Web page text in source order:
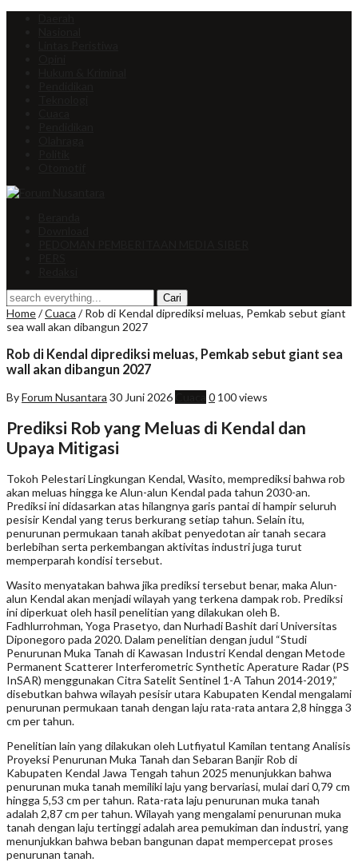
Home/Cuaca /Rob di Kendal diprediksi meluas, Pemkab sebut giant
sea wall akan dibangun 2027
Rob di Kendal diprediksi meluas, Pemkab sebut giant sea
wall akan dibangun 2027
ByForum Nusantara 30 Juni 2026 0 100 views
Prediksi Rob yang Meluas di Kendal dan
Upaya Mitigasi
Tokoh Pelestari Lingkungan Kendal, Wasito, memprediksi bahwa rob
akan meluas hingga ke Alun-alun Kendal pada tahun 2030-an.
Prediksi ini didasarkan atas hilangnya garis pantai di hampir seluruh
pesisir Kendal yang terus berkurang setiap tahun. Selain itu,
penurunan permukaan tanah akibat penyedotan air tanah secara
berlebihan serta perkembangan aktivitas industri juga turut
memperparah kondisi tersebut.
Wasito menyatakan bahwa jika prediksi tersebut benar, maka Alun-
alun Kendal akan menjadi wilayah yang terkena dampak rob. Prediksi
ini diperkuat oleh hasil penelitian yang dilakukan oleh B.
Fadhlurrohman, Yoga Prasetyo, dan Nurhadi Bashit dari Universitas
Diponegoro pada 2020. Dalam penelitian dengan judul “Studi
Penurunan Muka Tanah di Kawasan Industri Kendal dengan Metode
Permanent Scatterer Interferometric Synthetic Aperature Radar (PS
InSAR) menggunakan Citra Satelit Sentinel 1-A Tahun 2014-2019,”
disebutkan bahwa wilayah pesisir utara Kabupaten Kendal mengalami
penurunan permukaan tanah dengan laju rata-rata antara 2,8 hingga 3
cm per tahun.
Penelitian lain yang dilakukan oleh Lutfiyatul Kamilan tentang Analisis
Proyeksi Penurunan Muka Tanah dan Sebaran Banjir Rob di
Kabupaten Kendal Jawa Tengah tahun 2025 menunjukkan bahwa
penurunan muka tanah memiliki laju yang bervariasi, mulai dari 0,79 cm
hingga 5,53 cm per tahun. Rata-rata laju penurunan muka tanah
adalah 2,87 cm per tahun. Wilayah yang mengalami penurunan muka
tanah dengan laju tertinggi adalah area pemukiman dan industri, yang
menunjukkan bahwa beban bangunan dapat mempercepat proses
penurunan tanah.